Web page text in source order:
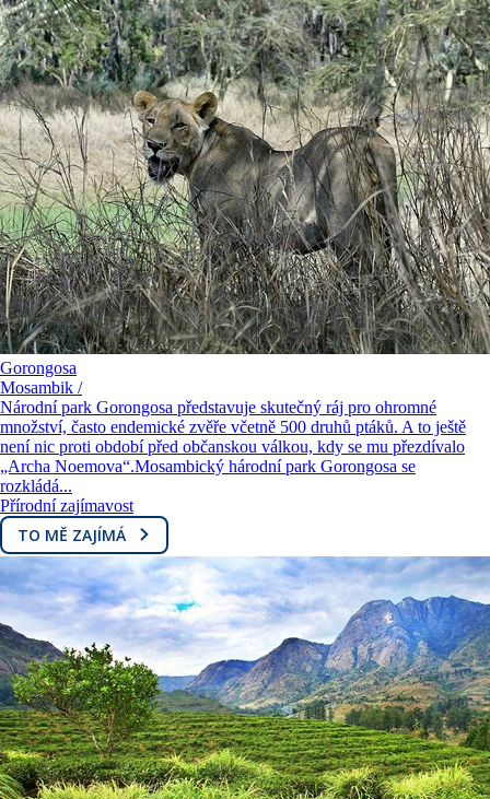
Gorongosa
Mosambik /
Národní park Gorongosa představuje skutečný ráj pro ohromné
množství, často endemické zvěře včetně 500 druhů ptáků. A to ještě
není nic proti období před občanskou válkou, kdy se mu přezdívalo
„Archa Noemova“.Mosambický hárodní park Gorongosa se
rozkládá...
Přírodní zajímavost
TO MĚ ZAJÍMÁ